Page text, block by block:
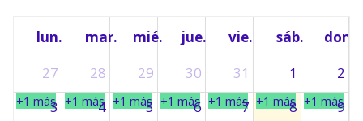
lun. mar. mié. jue. vie. sáb.
dom.
27
+1 más
28
+1 más
29
+1 más
30
+1 más
31
+1 más
1
+1 más
2
+1 más
3 4 5 6 7 8 9